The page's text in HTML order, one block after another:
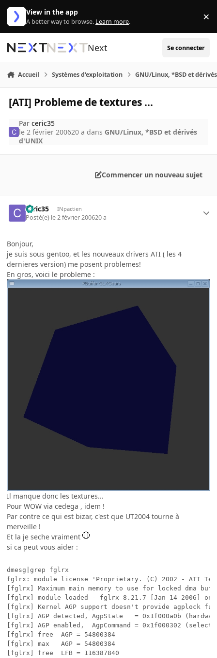
Aller au contenu
View in the app
A better way to browse. Learn more. ×
Next Se connecter
Accueil Systèmes d'exploitation GNU/Linux, *BSD et
[ATI] Probleme de textures ...
Parceric35
le 2 février 200620 a dans GNU/Linux, *BSD et dérivés
d'UNIX
Commencer un nouveau sujet
ceric35 INpactien
Posté(e) le 2 février 200620 a
Bonjour,
je suis sous gentoo, et les nouveaux drivers ATI ( les 4
dernieres version) me posent problemes!
En gros, voici le probleme :
Il manque donc les textures...
Pour WOW via cedega , idem !
Par contre ce qui est bizar, c'est que UT2004 tourne à
merveille !
Et la je seche vraiment
si ca peut vous aider :
dmesg|grep fglrx
fglrx: module license 'Proprietary. (C) 2002 - ATI
[fglrx] Maximum main memory to use for locked dma
[fglrx] module loaded - fglrx 8.21.7 [Jan 14 2006] on
[fglrx] Kernel AGP support doesn't provide agplock
[fglrx] AGP detected, AgpState   = 0x1f000a0b
[fglrx] AGP enabled,  AgpCommand = 0x1f000302
[fglrx] free  AGP = 54800384
[fglrx] max   AGP = 54800384
[fglrx] free  LFB = 116387840